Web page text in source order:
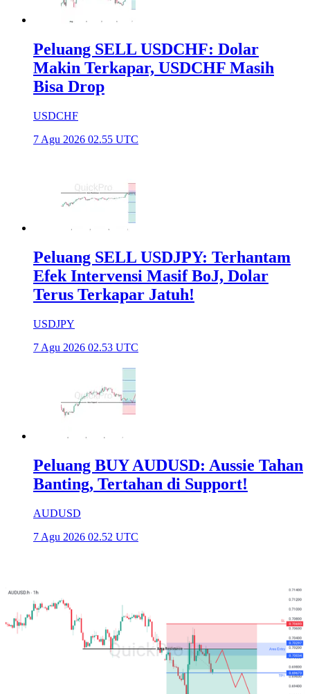
Peluang SELL USDCHF: Dolar
Makin Terkapar, USDCHF Masih
Bisa Drop
USDCHF
7 Agu 2026 02.55 UTC
Peluang SELL USDJPY: Terhantam
Efek Intervensi Masif BoJ, Dolar
Terus Terkapar Jatuh!
USDJPY
7 Agu 2026 02.53 UTC
Peluang BUY AUDUSD: Aussie Tahan
Banting, Tertahan di Support!
AUDUSD
7 Agu 2026 02.52 UTC